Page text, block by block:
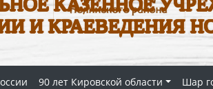
И КРАЕВЕДЕНИЯ
90 лет Кировской области Шар